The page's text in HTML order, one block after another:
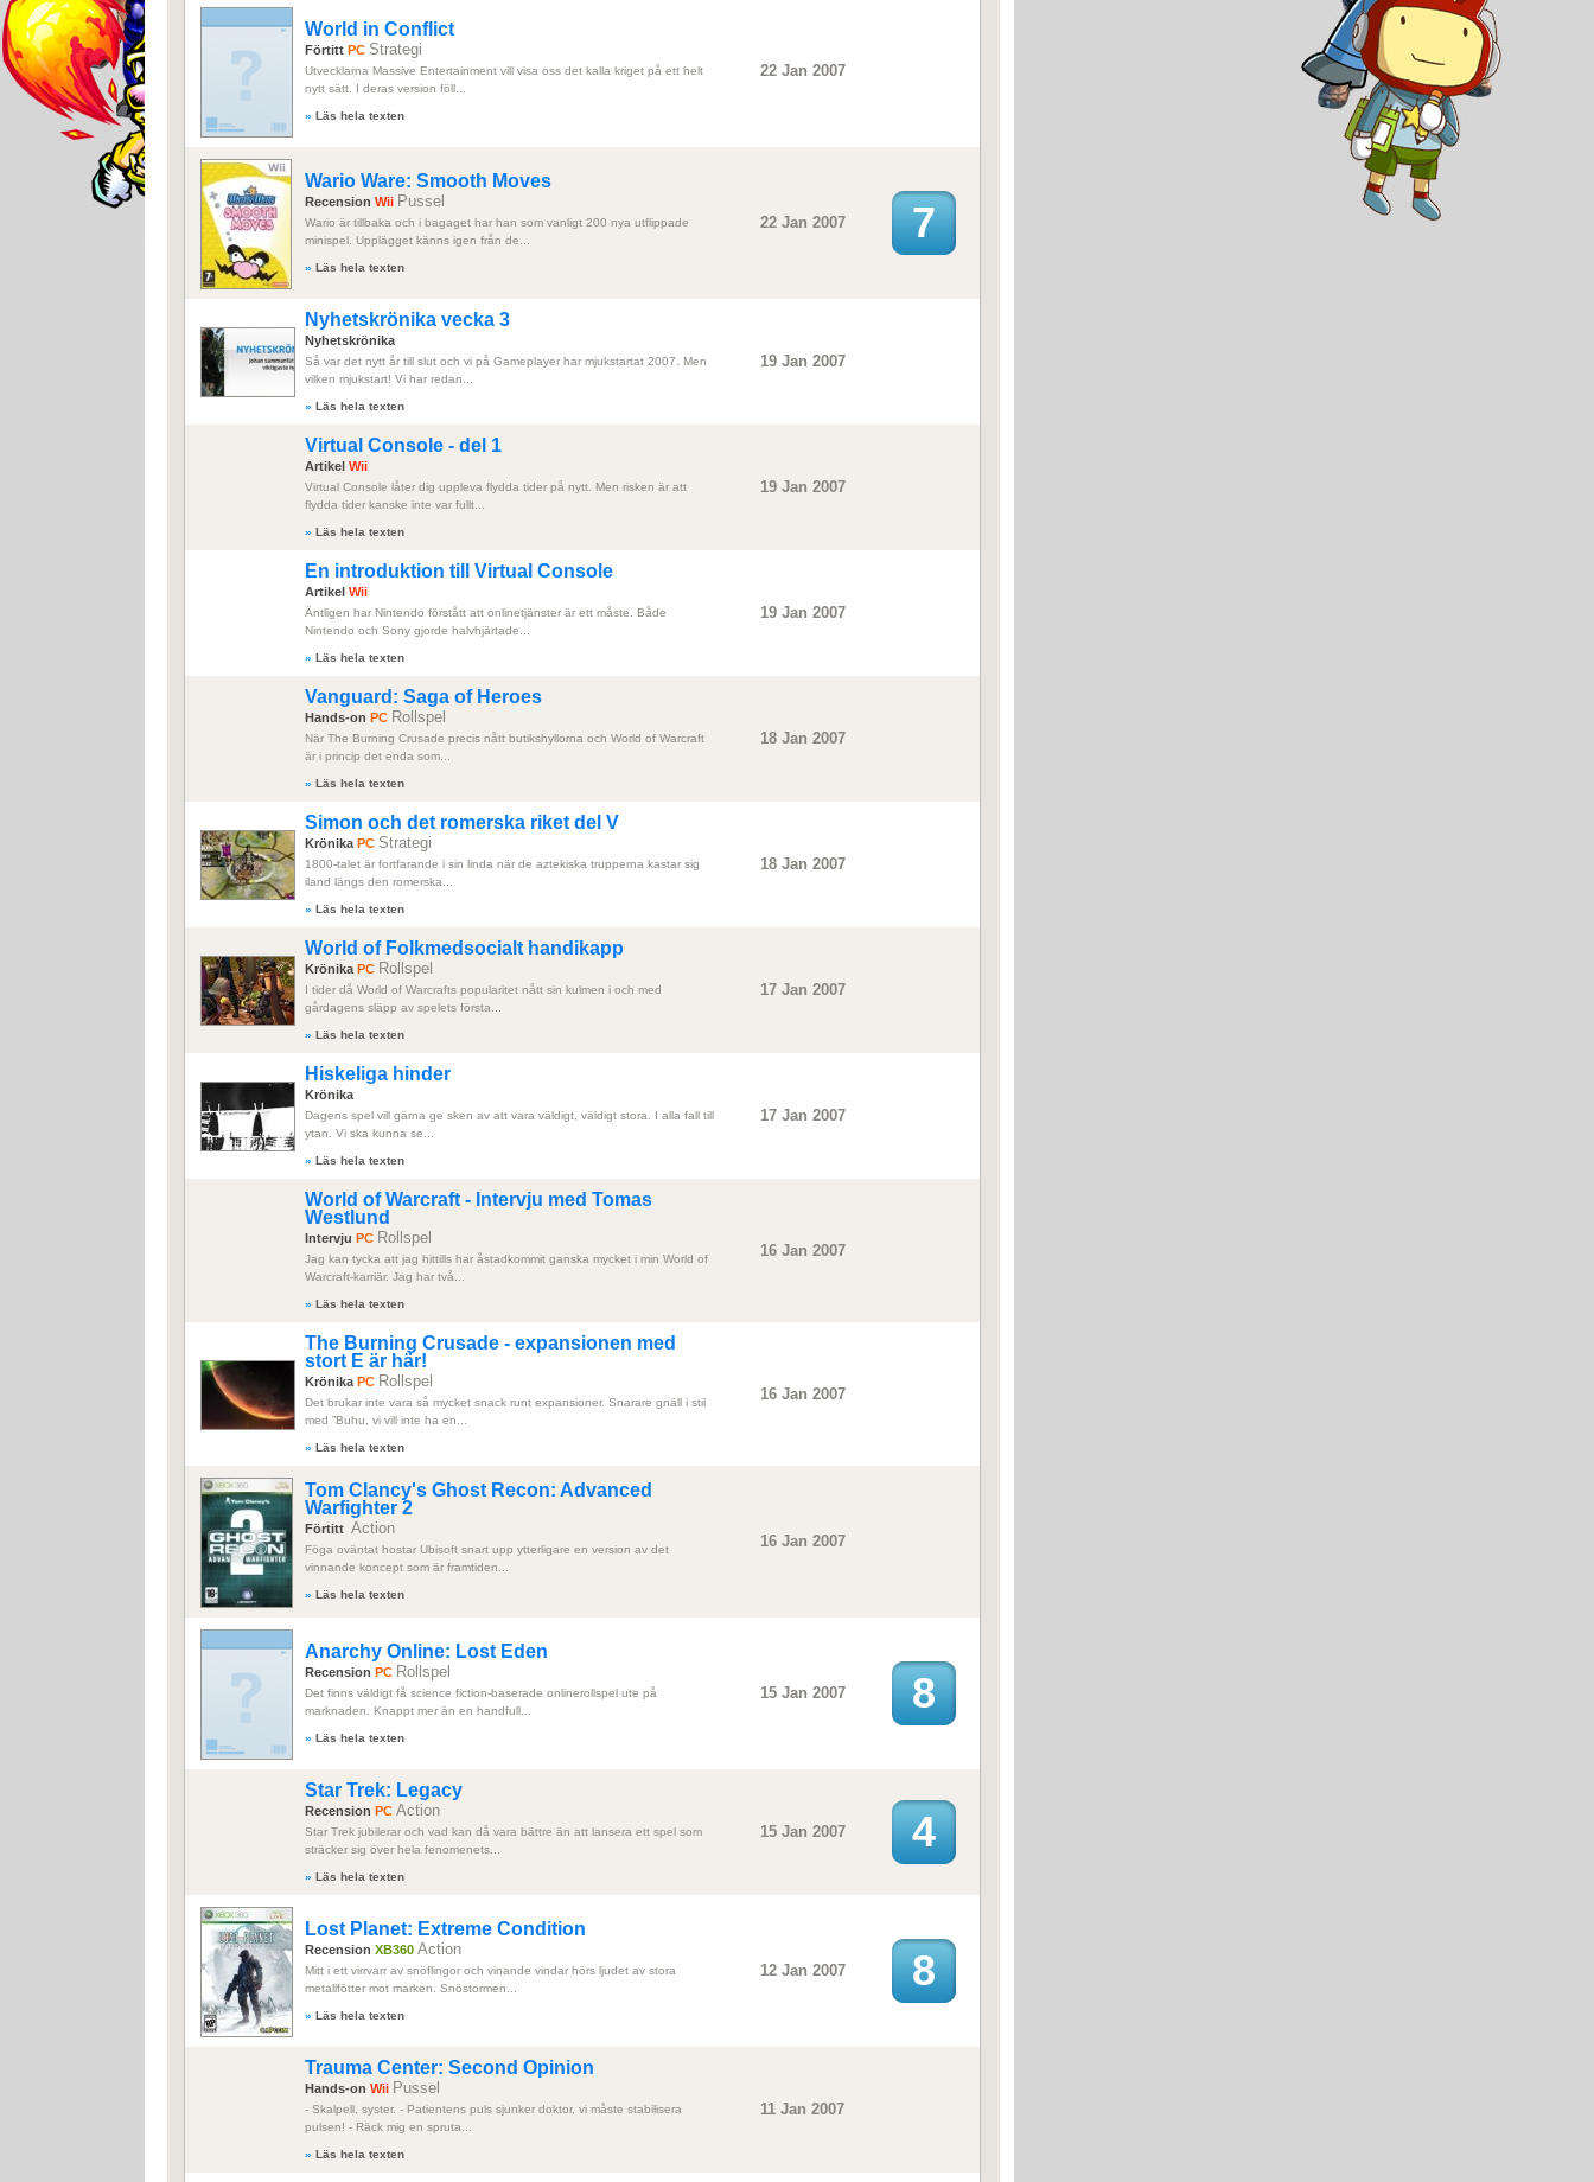
World in Conflict
Förtitt PC Strategi
Utvecklarna Massive Entertainment vill visa oss det kalla kriget på ett helt
nytt sätt. I deras version föll...
» Läs hela texten
22 Jan 2007
Wario Ware: Smooth Moves
Recension Wii Pussel
Wario är tillbaka och i bagaget har han som vanligt 200 nya utflippade
minispel. Upplägget känns igen från de...
» Läs hela texten
22 Jan 2007 7
Nyhetskrönika vecka 3
Nyhetskrönika
Så var det nytt år till slut och vi på Gameplayer har mjukstartat 2007. Men
vilken mjukstart! Vi har redan...
» Läs hela texten
19 Jan 2007
Virtual Console - del 1
Artikel Wii
Virtual Console låter dig uppleva flydda tider på nytt. Men risken är att
flydda tider kanske inte var fullt...
» Läs hela texten
19 Jan 2007
En introduktion till Virtual Console
Artikel Wii
Äntligen har Nintendo förstått att onlinetjänster är ett måste. Både
Nintendo och Sony gjorde halvhjärtade...
» Läs hela texten
19 Jan 2007
Vanguard: Saga of Heroes
Hands-on PC Rollspel
När The Burning Crusade precis nått butikshyllorna och World of Warcraft
är i princip det enda som...
» Läs hela texten
18 Jan 2007
Simon och det romerska riket del V
Krönika PC Strategi
1800-talet är fortfarande i sin linda när de aztekiska trupperna kastar sig
iland längs den romerska...
» Läs hela texten
18 Jan 2007
World of Folkmedsocialt handikapp
Krönika PC Rollspel
I tider då World of Warcrafts popularitet nått sin kulmen i och med
gårdagens släpp av spelets första...
» Läs hela texten
17 Jan 2007
Hiskeliga hinder
Krönika
Dagens spel vill gärna ge sken av att vara väldigt, väldigt stora. I alla fall till
ytan. Vi ska kunna se...
» Läs hela texten
17 Jan 2007
World of Warcraft - Intervju med Tomas
Westlund
Intervju PC Rollspel
Jag kan tycka att jag hittills har åstadkommit ganska mycket i min World of
Warcraft-karriär. Jag har två...
» Läs hela texten
16 Jan 2007
The Burning Crusade - expansionen med
stort E är här!
Krönika PC Rollspel
Det brukar inte vara så mycket snack runt expansioner. Snarare gnäll i stil
med ”Buhu, vi vill inte ha en...
» Läs hela texten
16 Jan 2007
Tom Clancy's Ghost Recon: Advanced
Warfighter 2
Förtitt Action
Föga oväntat hostar Ubisoft snart upp ytterligare en version av det
vinnande koncept som är framtiden...
» Läs hela texten
16 Jan 2007
Anarchy Online: Lost Eden
Recension PC Rollspel
Det finns väldigt få science fiction-baserade onlinerollspel ute på
marknaden. Knappt mer än en handfull...
» Läs hela texten
15 Jan 2007 8
Star Trek: Legacy
Recension PC Action
Star Trek jubilerar och vad kan då vara bättre än att lansera ett spel som
sträcker sig över hela fenomenets...
» Läs hela texten
15 Jan 2007 4
Lost Planet: Extreme Condition
Recension XB360 Action
Mitt i ett virrvarr av snöflingor och vinande vindar hörs ljudet av stora
metallfötter mot marken. Snöstormen...
» Läs hela texten
12 Jan 2007 8
Trauma Center: Second Opinion
Hands-on Wii Pussel
- Skalpell, syster. - Patientens puls sjunker doktor, vi måste stabilisera
pulsen! - Räck mig en spruta...
» Läs hela texten
11 Jan 2007